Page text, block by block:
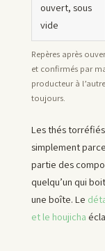
Repères après
et confirmés par
producteur à
toujours.
ouvert, sous
vide
Les thés
simplement
partie des
quelqu’un qui
une boîte. Le
et le houjicha